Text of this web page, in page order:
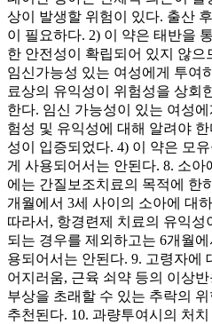
상이 발생할 위험이 있다. 출산
이 필요하다. 2) 이 약은 태반을
한 안전성이 확립되어 있지 않으
임신가능성 있는 여성에게 투여
료상의 유익성이 위험성을 상회
한다. 임신 가능성이 있는 여성
험성 및 유익성에 대해 알려야
성이 입증되었다. 4) 이 약은 모
게 사용되어서는 안된다. 8. 소
에는 간질보조치료의 목적에 한
개월에서 3세 사이의 소아에 대
따라서, 항경련제 치료의 유익
되는 경우를 제외하고는 6개월
용되어서는 안된다. 9. 고령자에
어지러움, 근육 쇠약 등의 이상
부상을 초래할 수 있는 추락의
추천된다. 10. 과량투여시의 처